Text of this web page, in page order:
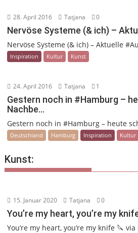
28. April 2016 Tatjana 0
Nervöse Systeme (& ich) –
Nervöse Systeme (& ich) – Aktuelle
Inspiration Kultur Kunst
24. April 2016 Tatjana 1
Gestern noch in #Hamburg –
Nachbe…
Gestern noch in #Hamburg – heute
Deutschland Hamburg Inspiration Kultur
Kunst:
15. Januar 2020 Tatjana 0
You’re my heart, you’re my
You’re my heart, you’re my knife 🔪